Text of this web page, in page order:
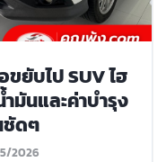
ยับไป SUV ไฮ
มันและค่าบำรุง
ชัดๆ
2026